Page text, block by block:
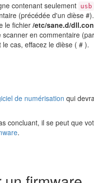
contenant seulement usb
(précédée d'un dièse #).
le fichier /etc/sane.d/
scanner en commentaire
le cas, effacez le dièse ( # ).
de numérisation qui
concluant, il se peut que
.